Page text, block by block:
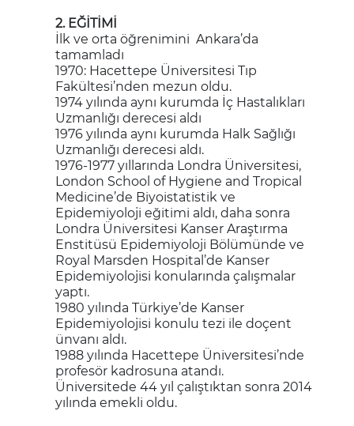
2. EĞİTİMİ
İlk ve orta öğrenimini Ankara’da
tamamladı
1970: Hacettepe Üniversitesi Tıp
Fakültesi’nden mezun oldu.
1974 yılında aynı kurumda İç Hastalıkları
Uzmanlığı derecesi aldı
1976 yılında aynı kurumda Halk Sağlığı
Uzmanlığı derecesi aldı.
1976-1977 yıllarında Londra Üniversitesi,
London School of Hygiene and Tropical
Medicine’de Biyoistatistik ve
Epidemiyoloji eğitimi aldı, daha sonra
Londra Üniversitesi Kanser Araştırma
Enstitüsü Epidemiyoloji Bölümünde ve
Royal Marsden Hospital’de Kanser
Epidemiyolojisi konularında çalışmalar
yaptı.
1980 yılında Türkiye’de Kanser
Epidemiyolojisi konulu tezi ile doçent
ünvanı aldı.
1988 yılında Hacettepe Üniversitesi’nde
profesör kadrosuna atandı.
Üniversitede 44 yıl çalıştıktan sonra 2014
yılında emekli oldu.